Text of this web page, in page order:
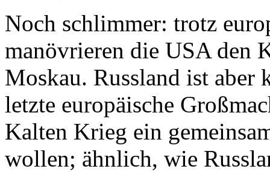
Noch schlimmer: trotz
manövrieren die USA den
Moskau. Russland ist aber
letzte europäische
Kalten Krieg ein
wollen; ähnlich, wie